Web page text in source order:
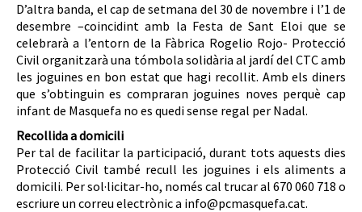
D’altra banda, el cap de setmana del 30 de novembre i l’1 de
desembre –coincidint amb la Festa de Sant Eloi que se
celebrarà a l’entorn de la Fàbrica Rogelio Rojo- Protecció
Civil organitzarà una tómbola solidària al jardí del CTC amb
les joguines en bon estat que hagi recollit. Amb els diners
que s’obtinguin es compraran joguines noves perquè cap
infant de Masquefa no es quedi sense regal per Nadal.
Recollida a domicili
Per tal de facilitar la participació, durant tots aquests dies
Protecció Civil també recull les joguines i els aliments a
domicili. Per sol·licitar-ho, només cal trucar al 670 060 718 o
escriure un correu electrònic a info@pcmasquefa.cat.